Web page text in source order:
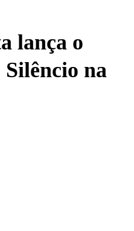
lança o
na